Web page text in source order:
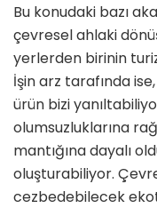
Bu konudaki bazı
çevresel ahlaki
yerlerden biri­nin
İşin arz tarafında
ürün bizi
olumsuzluklarına
mantı­ğına dayalı
oluşturabiliyor.
cezbedebilecek